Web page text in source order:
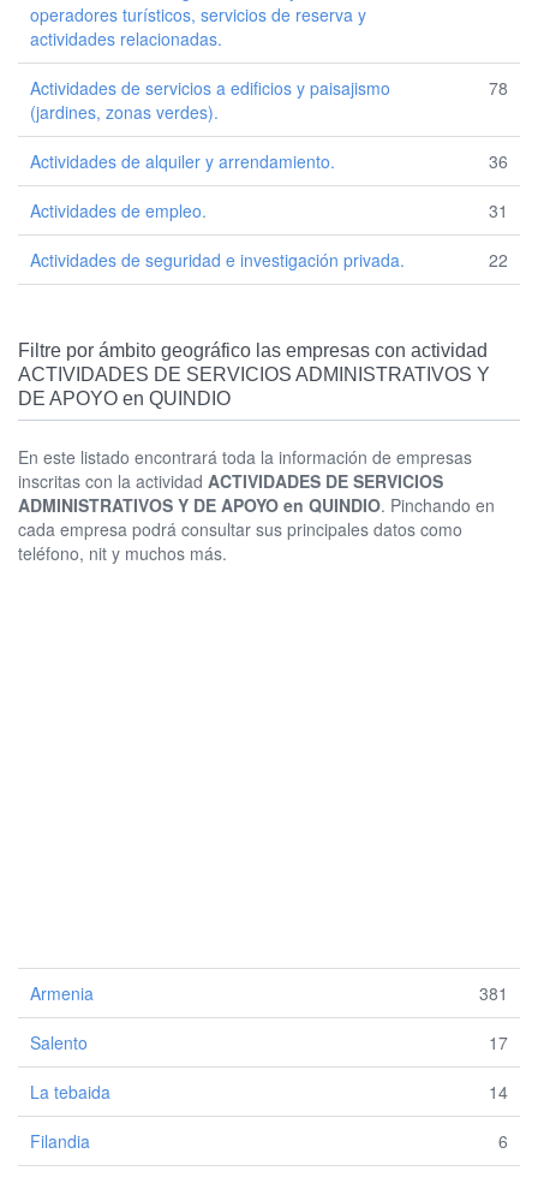
operadores turísticos, servicios de reserva y
actividades relacionadas.
Actividades de servicios a edificios y paisajismo
(jardines, zonas verdes).
78
Actividades de alquiler y arrendamiento. 36
Actividades de empleo. 31
Actividades de seguridad e investigación privada. 22
Filtre por ámbito geográfico las empresas con actividad
ACTIVIDADES DE SERVICIOS ADMINISTRATIVOS Y
DE APOYO en QUINDIO
En este listado encontrará toda la información de empresas
inscritas con la actividad ACTIVIDADES DE SERVICIOS
ADMINISTRATIVOS Y DE APOYO en QUINDIO. Pinchando en
cada empresa podrá consultar sus principales datos como
teléfono, nit y muchos más.
Armenia 381
Salento 17
La tebaida 14
Filandia 6